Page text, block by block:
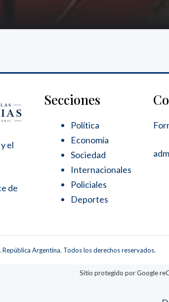
el
de
Secciones
Política
Economía
Sociedad
Internacionales
Policiales
Deportes
Argentina. Todos los derechos reservados.
Sitio protegido por Google